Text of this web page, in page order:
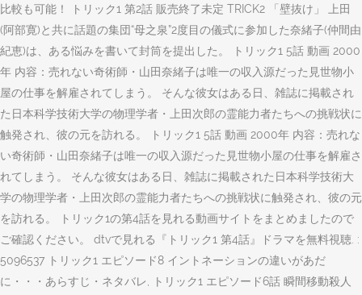
比較も可能！ トリック1 第2話 販売終了未定 TRICK2 「壁抜け」 上田
(阿部寛)と共に話題の集団“母之泉”2度目の儀式に参加した奈緒子(仲間由
紀恵)は、ある悩みを書いて封筒を提出した。 トリック1 5話 動画 2000
年 内容：売れない奇術師・山田奈緒子は唯一の収入源だった見世物小
屋の仕事を解雇されてしまう。 そんな彼女はある日、雑誌に掲載され
た日本科学技術大学の物理学者・上田次郎の霊能力者たちへの挑戦状に
触発され、彼の元を訪れる。 トリック1 5話 動画 2000年 内容：売れな
い奇術師・山田奈緒子は唯一の収入源だった見世物小屋の仕事を解雇さ
れてしまう。 そんな彼女はある日、雑誌に掲載された日本科学技術大
学の物理学者・上田次郎の霊能力者たちへの挑戦状に触発され、彼の元
を訪れる。 トリック1の第4話を見れる動画サイトをまとめましたので
ご確認ください。 dtvで見れる『トリック1 第4話』ドラマを無料視聴. :
5096537 トリック1 エピソード8 イントネーションの違いがあだ
に・・・あらすじ・ネタバレ, トリック1 エピソード6話 瞬間移動殺人